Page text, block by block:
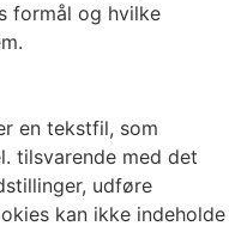
formål og hvilke
en tekstfil, som
tilsvarende med det
udføre
kan ikke indeholde